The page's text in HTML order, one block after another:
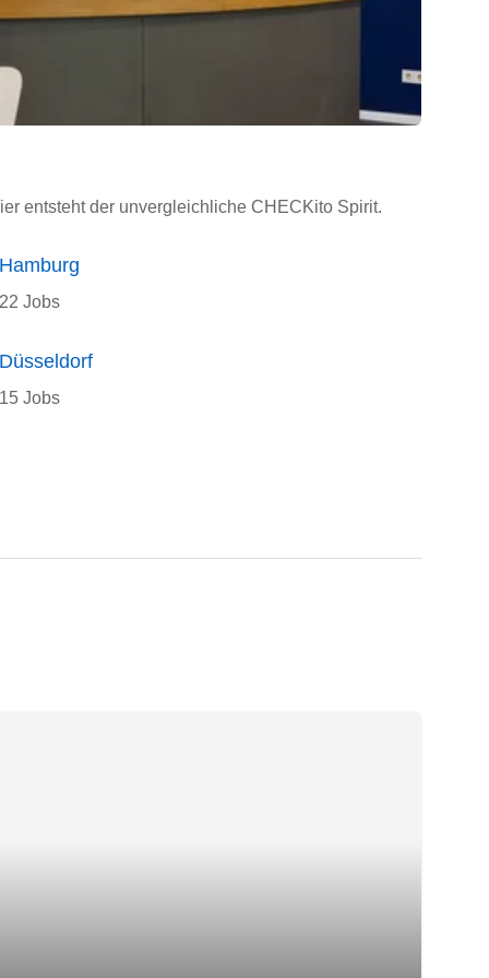
entsteht der unvergleichliche CHECKito Spirit.
Hamburg
22 Jobs
Düsseldorf
15 Jobs